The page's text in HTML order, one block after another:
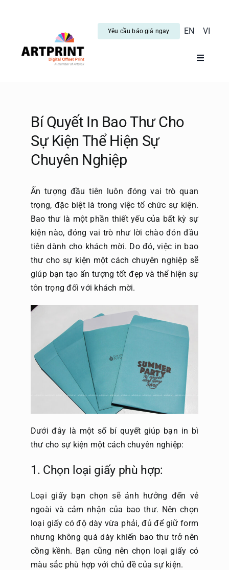
Yêu cầu báo giá ngay EN VI
Toggle
Blog
Bí Quyết In Bao Thư Cho
Sự Kiện Thể Hiện Sự
Chuyên Nghiệp
Ấn tượng đầu tiên luôn đóng vai trò quan
trọng, đặc biệt là trong việc tổ chức sự kiện.
Bao thư là một phần thiết yếu của bất kỳ sự
kiện nào, đóng vai trò như lời chào đón đầu
tiên dành cho khách mời. Do đó, việc in bao
thư cho sự kiện một cách chuyên nghiệp sẽ
giúp bạn tạo ấn tượng tốt đẹp và thể hiện sự
tôn trọng đối với khách mời.
Dưới đây là một số bí quyết giúp bạn in bì
thư cho sự kiện một cách chuyên nghiệp:
1. Chọn loại giấy phù hợp:
Loại giấy bạn chọn sẽ ảnh hưởng đến vẻ
ngoài và cảm nhận của bao thư. Nên chọn
loại giấy có độ dày vừa phải, đủ để giữ form
nhưng không quá dày khiến bao thư trở nên
cồng kềnh. Bạn cũng nên chọn loại giấy có
màu sắc phù hợp với chủ đề của sự kiện.